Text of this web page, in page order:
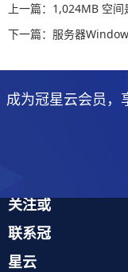
上一篇：1,024MB 空间
下一篇：服务器
成为冠星云会员，
关注或
联系冠
星云